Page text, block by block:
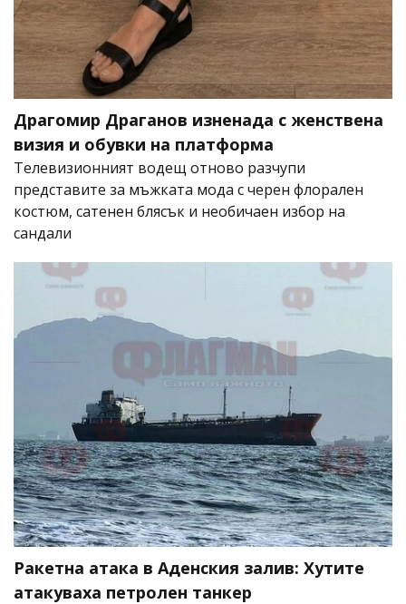
Драгомир Драганов изненада с женствена
визия и обувки на платформа
Телевизионният водещ отново разчупи
представите за мъжката мода с черен флорален
костюм, сатенен блясък и необичаен избор на
сандали
Ракетна атака в Аденския залив: Хутите
атакуваха петролен танкер